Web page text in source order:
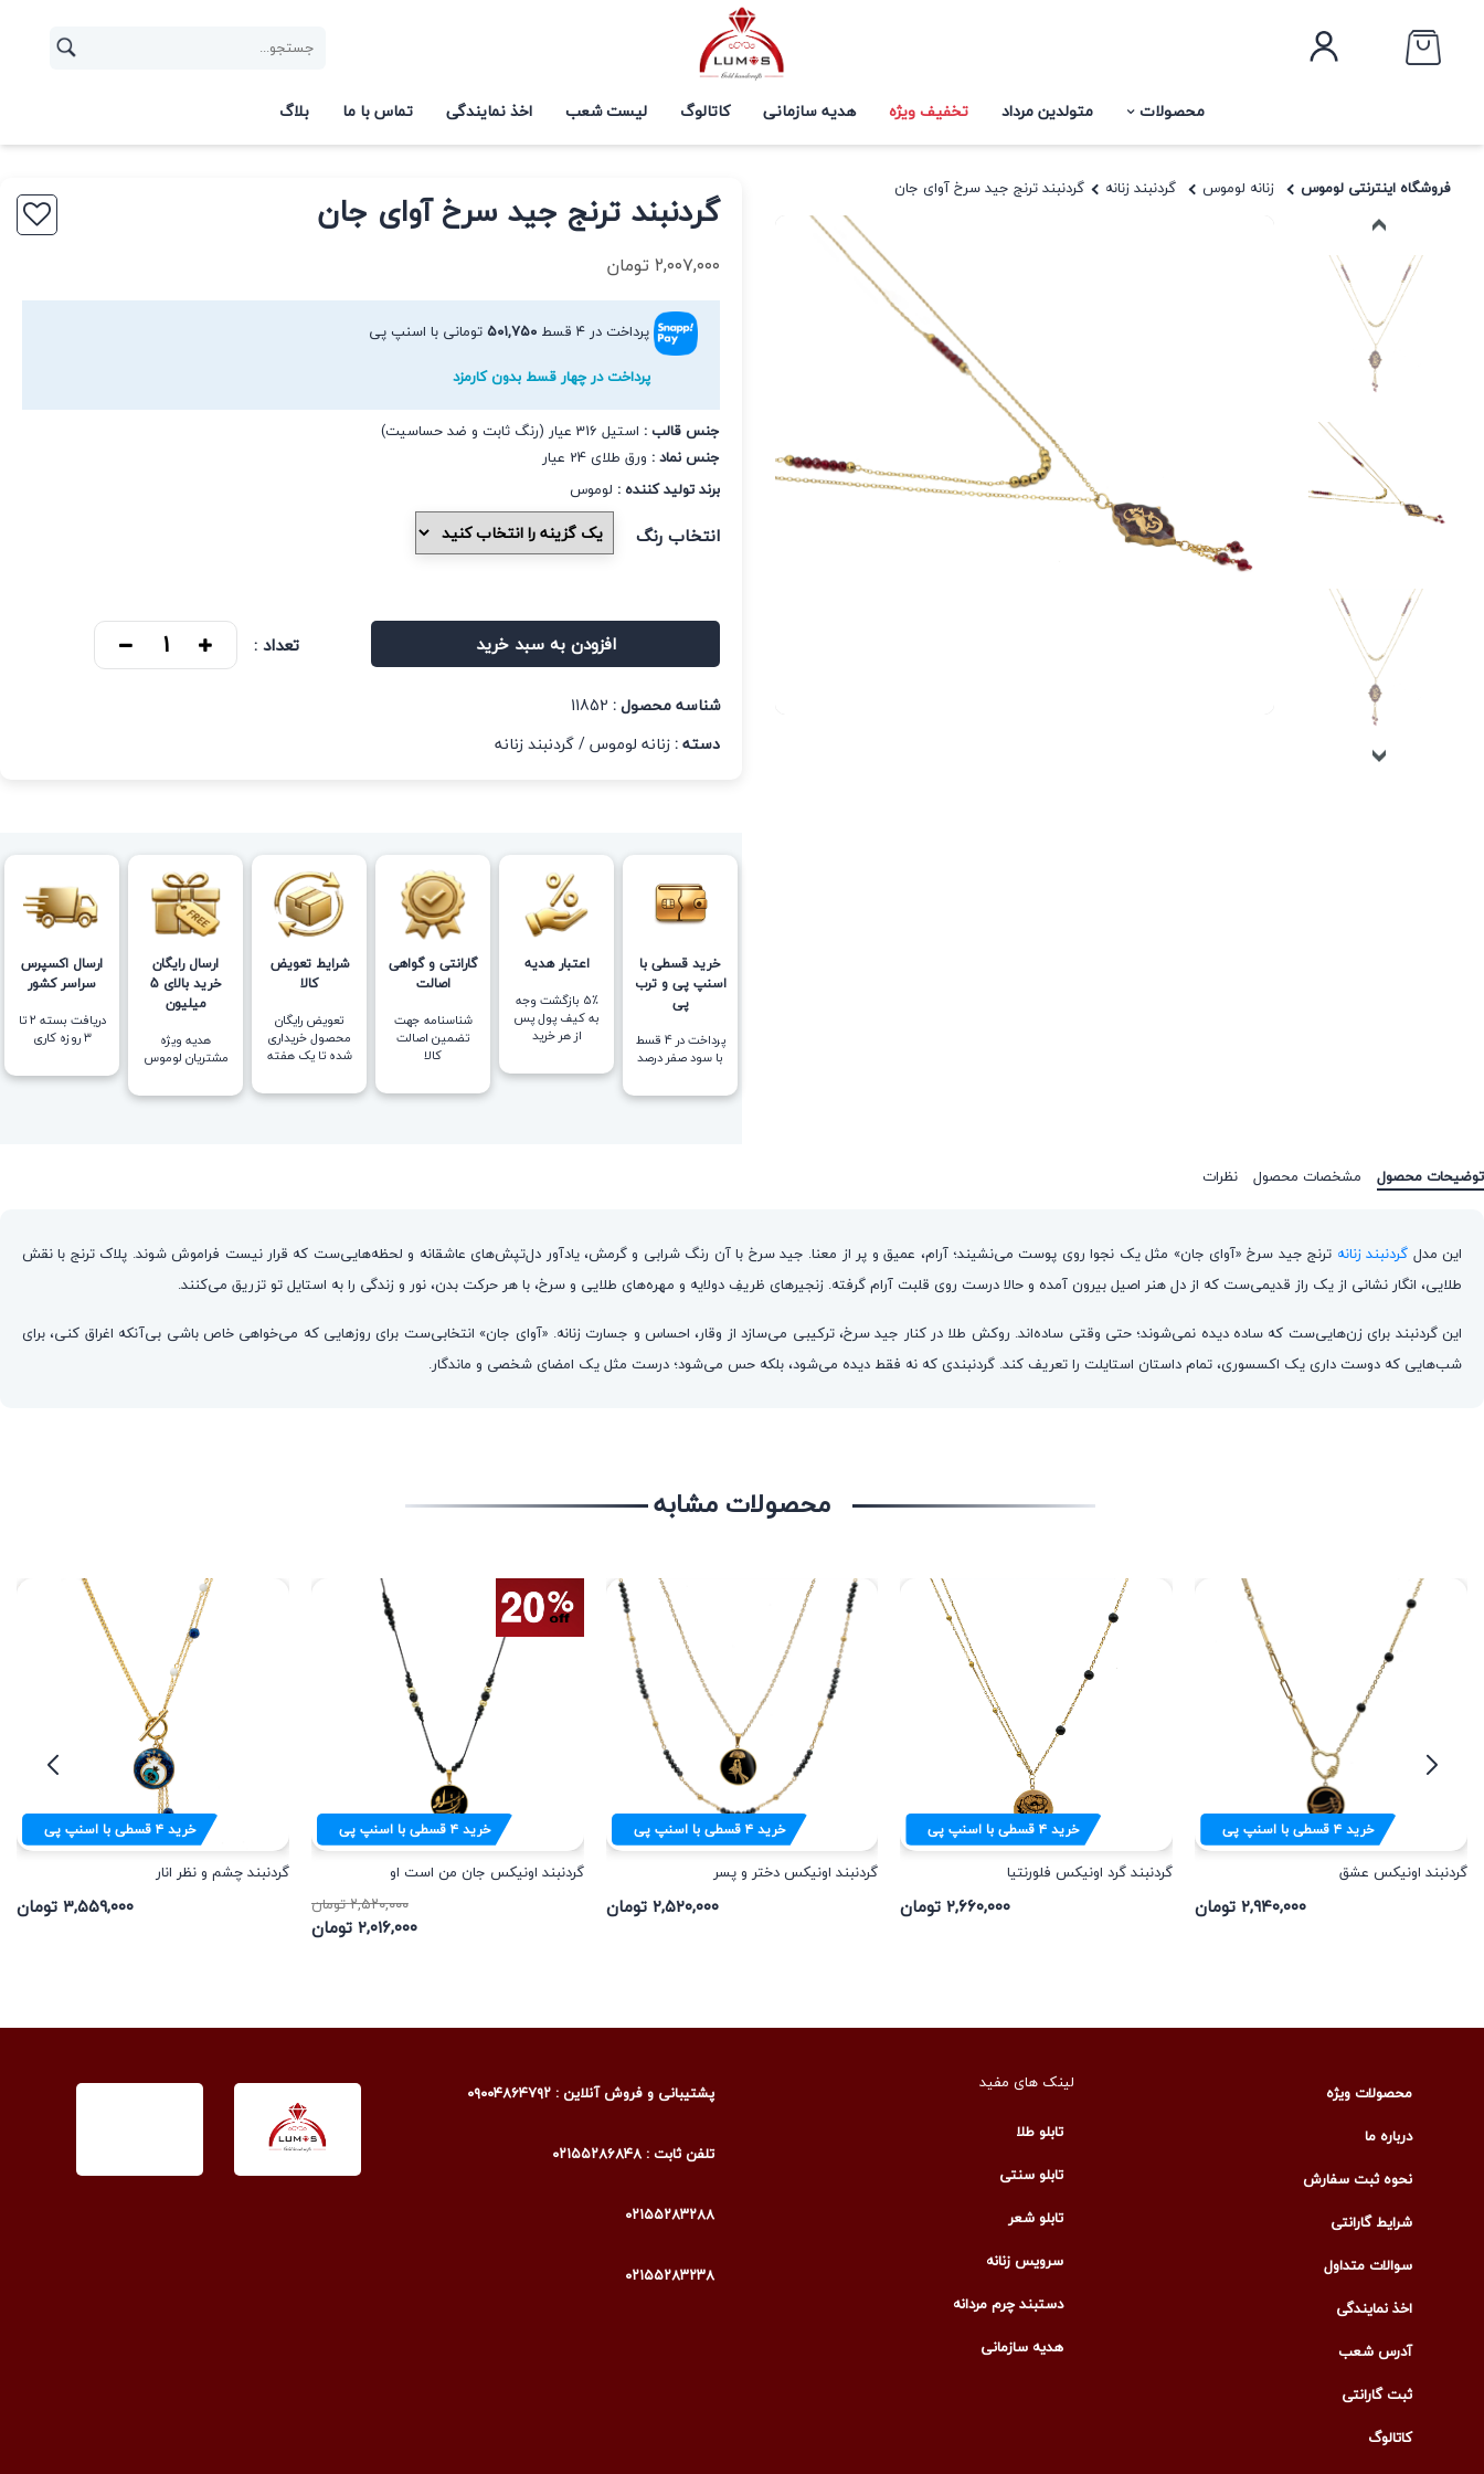
محصولات متولدین مرداد تخفیف ویژه هدیه سازمانی کاتالوگ لیست شعب اخذ نمایندگی تماس با ما بلاگ
فروشگاه اینترنتی لوموس زنانه لوموس گردنبند زنانه گردنبند ترنج جید سرخ آوای جان گردنبند ترنج جید سرخ آوای جان
۲,۰۰۷,۰۰۰تومان
پرداخت در ۴ قسط ۵۰۱,۷۵۰تومانی با اسنپ پی
پرداخت در چهار قسط بدون کارمزد
جنس قالب : استیل 316 عیار (رنگ ثابت و ضد حساسیت)
جنس نماد : ورق طلای 24 عیار
برند تولید کننده : لوموس
انتخاب رنگ
افزودن به سبد خرید تعداد :
شناسه محصول : 11852
دسته :زنانه لوموس/گردنبند زنانه
خرید قسطی با
اسنپ پی و ترب
پی
پرداخت در 4 قسط
با سود صفر درصد
اعتبار هدیه
5٪ بازگشت وجه
به کیف پول پس
از هر خرید
گارانتی و گواهی
اصالت
شناسنامه جهت
تضمین اصالت
کالا
شرایط تعویض
کالا
تعویض رایگان
محصول خریداری
شده تا یک هفته
ارسال رایگان
خرید بالای 5
میلیون
هدیه ویژه
مشتریان لوموس
ارسال اکسپرس
سراسر کشور
دریافت بسته ۲ تا
۳ روزه کاری
توضیحات محصول مشخصات محصول نظرات
این مدل گردنبند زنانه ترنج جید سرخ «آوای جان» مثل یک نجوا روی پوست می‌نشیند؛ آرام، عمیق و پر از معنا. جید سرخ با آن رنگ شرابی و گرمش، یادآور دل‌تپش‌های عاشقانه و لحظه‌هایی‌ست که قرار نیست فراموش شوند. پلاک ترنج با نقش
طلایی، انگار نشانی از یک راز قدیمی‌ست که از دل هنر اصیل بیرون آمده و حالا درست روی قلبت آرام گرفته. زنجیرهای ظریفِ دولایه و مهره‌های طلایی و سرخ، با هر حرکت بدن، نور و زندگی را به استایل تو تزریق می‌کنند.
این گردنبند برای زن‌هایی‌ست که ساده دیده نمی‌شوند؛ حتی وقتی ساده‌اند. روکش طلا در کنار جید سرخ، ترکیبی می‌سازد از وقار، احساس و جسارت زنانه. «آوای جان» انتخابی‌ست برای روزهایی که می‌خواهی خاص باشی بی‌آنکه اغراق کنی، برای
شب‌هایی که دوست داری یک اکسسوری، تمام داستان استایلت را تعریف کند. گردنبندی که نه فقط دیده می‌شود، بلکه حس می‌شود؛ درست مثل یک امضای شخصی و ماندگار.
محصولات مشابه
خرید۴قسطی با اسنپ پی
گردنبند اونیکس عشق
۲,۹۴۰,۰۰۰ تومان
خرید۴قسطی با اسنپ پی
گردنبند گرد اونیکس فلورنتیا
۲,۶۶۰,۰۰۰ تومان
خرید۴قسطی با اسنپ پی
گردنبند اونیکس دختر و پسر
۲,۵۲۰,۰۰۰ تومان
خرید۴قسطی با اسنپ پی
گردنبند اونیکس جان من است او
۲,۵۲۰,۰۰۰ تومان
۲,۰۱۶,۰۰۰ تومان
خرید۴قسطی با اسنپ پی
گردنبند چشم و نظر انار
۳,۵۵۹,۰۰۰ تومان
محصولات ویژه
درباره ما
نحوه ثبت سفارش
شرایط گارانتی
سوالات متداول
اخذ نمایندگی
آدرس شعب
ثبت گارانتی
کاتالوگ
لینک های مفید
تابلو طلا
تابلو سنتی
تابلو شعر
سرویس زنانه
دستبند چرم مردانه
هدیه سازمانی
پشتیبانی و فروش آنلاین : ۰۹۰۰۴۸۶۴۷۹۲
تلفن ثابت : ۰۲۱۵۵۲۸۶۸۴۸
۰۲۱۵۵۲۸۳۲۸۸
۰۲۱۵۵۲۸۳۲۳۸